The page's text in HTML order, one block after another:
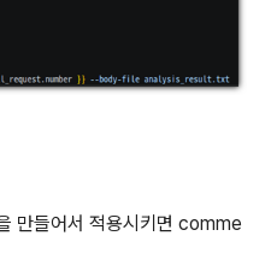
만들어서 적용시키면 comme